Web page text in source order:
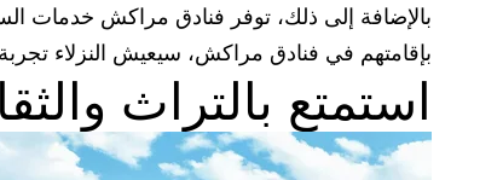
بالإضافة إلى ذلك، توفر فنادق مراكش خدمات
بإقامتهم في فنادق مراكش، سيعيش النزلاء
استمتع بالتراث